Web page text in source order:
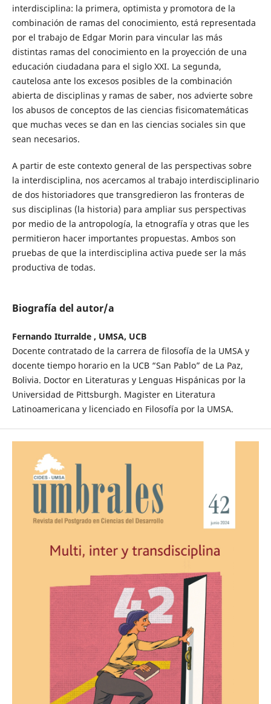
interdisciplina: la primera, optimista y promotora de la
combinación de ramas del conocimiento, está representada
por el trabajo de Edgar Morin para vincular las más
distintas ramas del conocimiento en la proyección de una
educación ciudadana para el siglo XXI. La segunda,
cautelosa ante los excesos posibles de la combinación
abierta de disciplinas y ramas de saber, nos advierte sobre
los abusos de conceptos de las ciencias fisicomatemáticas
que muchas veces se dan en las ciencias sociales sin que
sean necesarios.
A partir de este contexto general de las perspectivas sobre
la interdisciplina, nos acercamos al trabajo interdisciplinario
de dos historiadores que transgredieron las fronteras de
sus disciplinas (la historia) para ampliar sus perspectivas
por medio de la antropología, la etnografía y otras que les
permitieron hacer importantes propuestas. Ambos son
pruebas de que la interdisciplina activa puede ser la más
productiva de todas.
Biografía del autor/a
Fernando Iturralde , UMSA, UCB
Docente contratado de la carrera de filosofía de la UMSA y
docente tiempo horario en la UCB “San Pablo” de La Paz,
Bolivia. Doctor en Literaturas y Lenguas Hispánicas por la
Universidad de Pittsburgh. Magister en Literatura
Latinoamericana y licenciado en Filosofía por la UMSA.